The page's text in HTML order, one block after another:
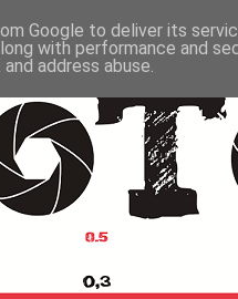
Google to deliver its
with performance and
address abuse.